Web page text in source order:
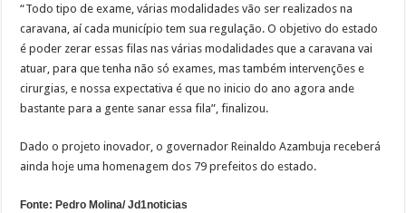
“Todo tipo de exame, várias modalidades vão ser realizados na
caravana, aí cada município tem sua regulação. O objetivo do estado
é poder zerar essas filas nas várias modalidades que a caravana vai
atuar, para que tenha não só exames, mas também intervenções e
cirurgias, e nossa expectativa é que no inicio do ano agora ande
bastante para a gente sanar essa fila”, finalizou.
Dado o projeto inovador, o governador Reinaldo Azambuja receberá
ainda hoje uma homenagem dos 79 prefeitos do estado.
Fonte: Pedro Molina/ Jd1noticias